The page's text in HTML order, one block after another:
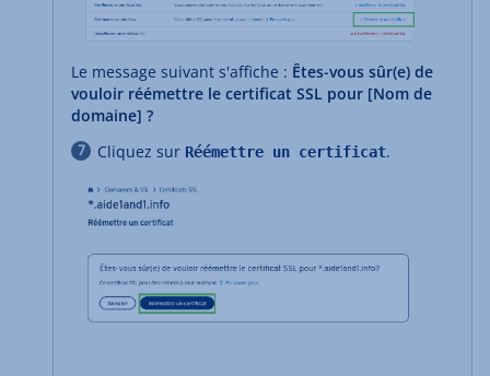
Le message suivant s'affiche : Êtes-vous sûr(e) de
vouloir réémettre le certificat SSL pour [Nom de
domaine] ?
Cliquez sur Réémettre un certificat.